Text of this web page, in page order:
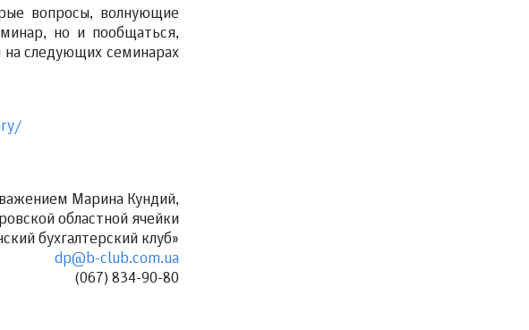
вопросы, волнующие
но и пообщаться,
на следующих семинарах
Марина Кундий,
областной ячейки
бухгалтерский клуб»
dp@b-club.com.ua
(067) 834-90-80